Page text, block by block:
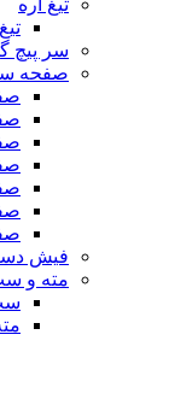
سر پیچ
صفحه
فیش
مته و